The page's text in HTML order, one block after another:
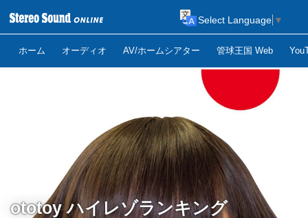
ホーム オーディオ AV/ホームシアター 管球王国 Web
Select Language ▼
ototoy ハイレゾランキング